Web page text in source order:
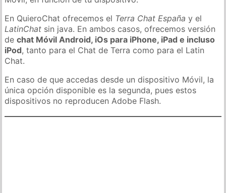
En QuieroChat ofrecemos el Terra Chat España y el
LatinChat sin java. En ambos casos, ofrecemos versión
dechat Móvil Android, iOs para iPhone, iPad e incluso
iPod, tanto para el Chat de Terra como para el Latin
Chat.
En caso de que accedas desde un dispositivo Móvil, la
única opción disponible es la segunda, pues estos
dispositivos no reproducen Adobe Flash.